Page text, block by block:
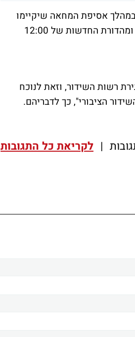
אסיפת המחאה שיקיימו
ומהדורת החדשות של 12:00
רשות השידור, וזאת לנוכח
הציבורי", כך לדבריהם.
| לקריאת כל התגובות